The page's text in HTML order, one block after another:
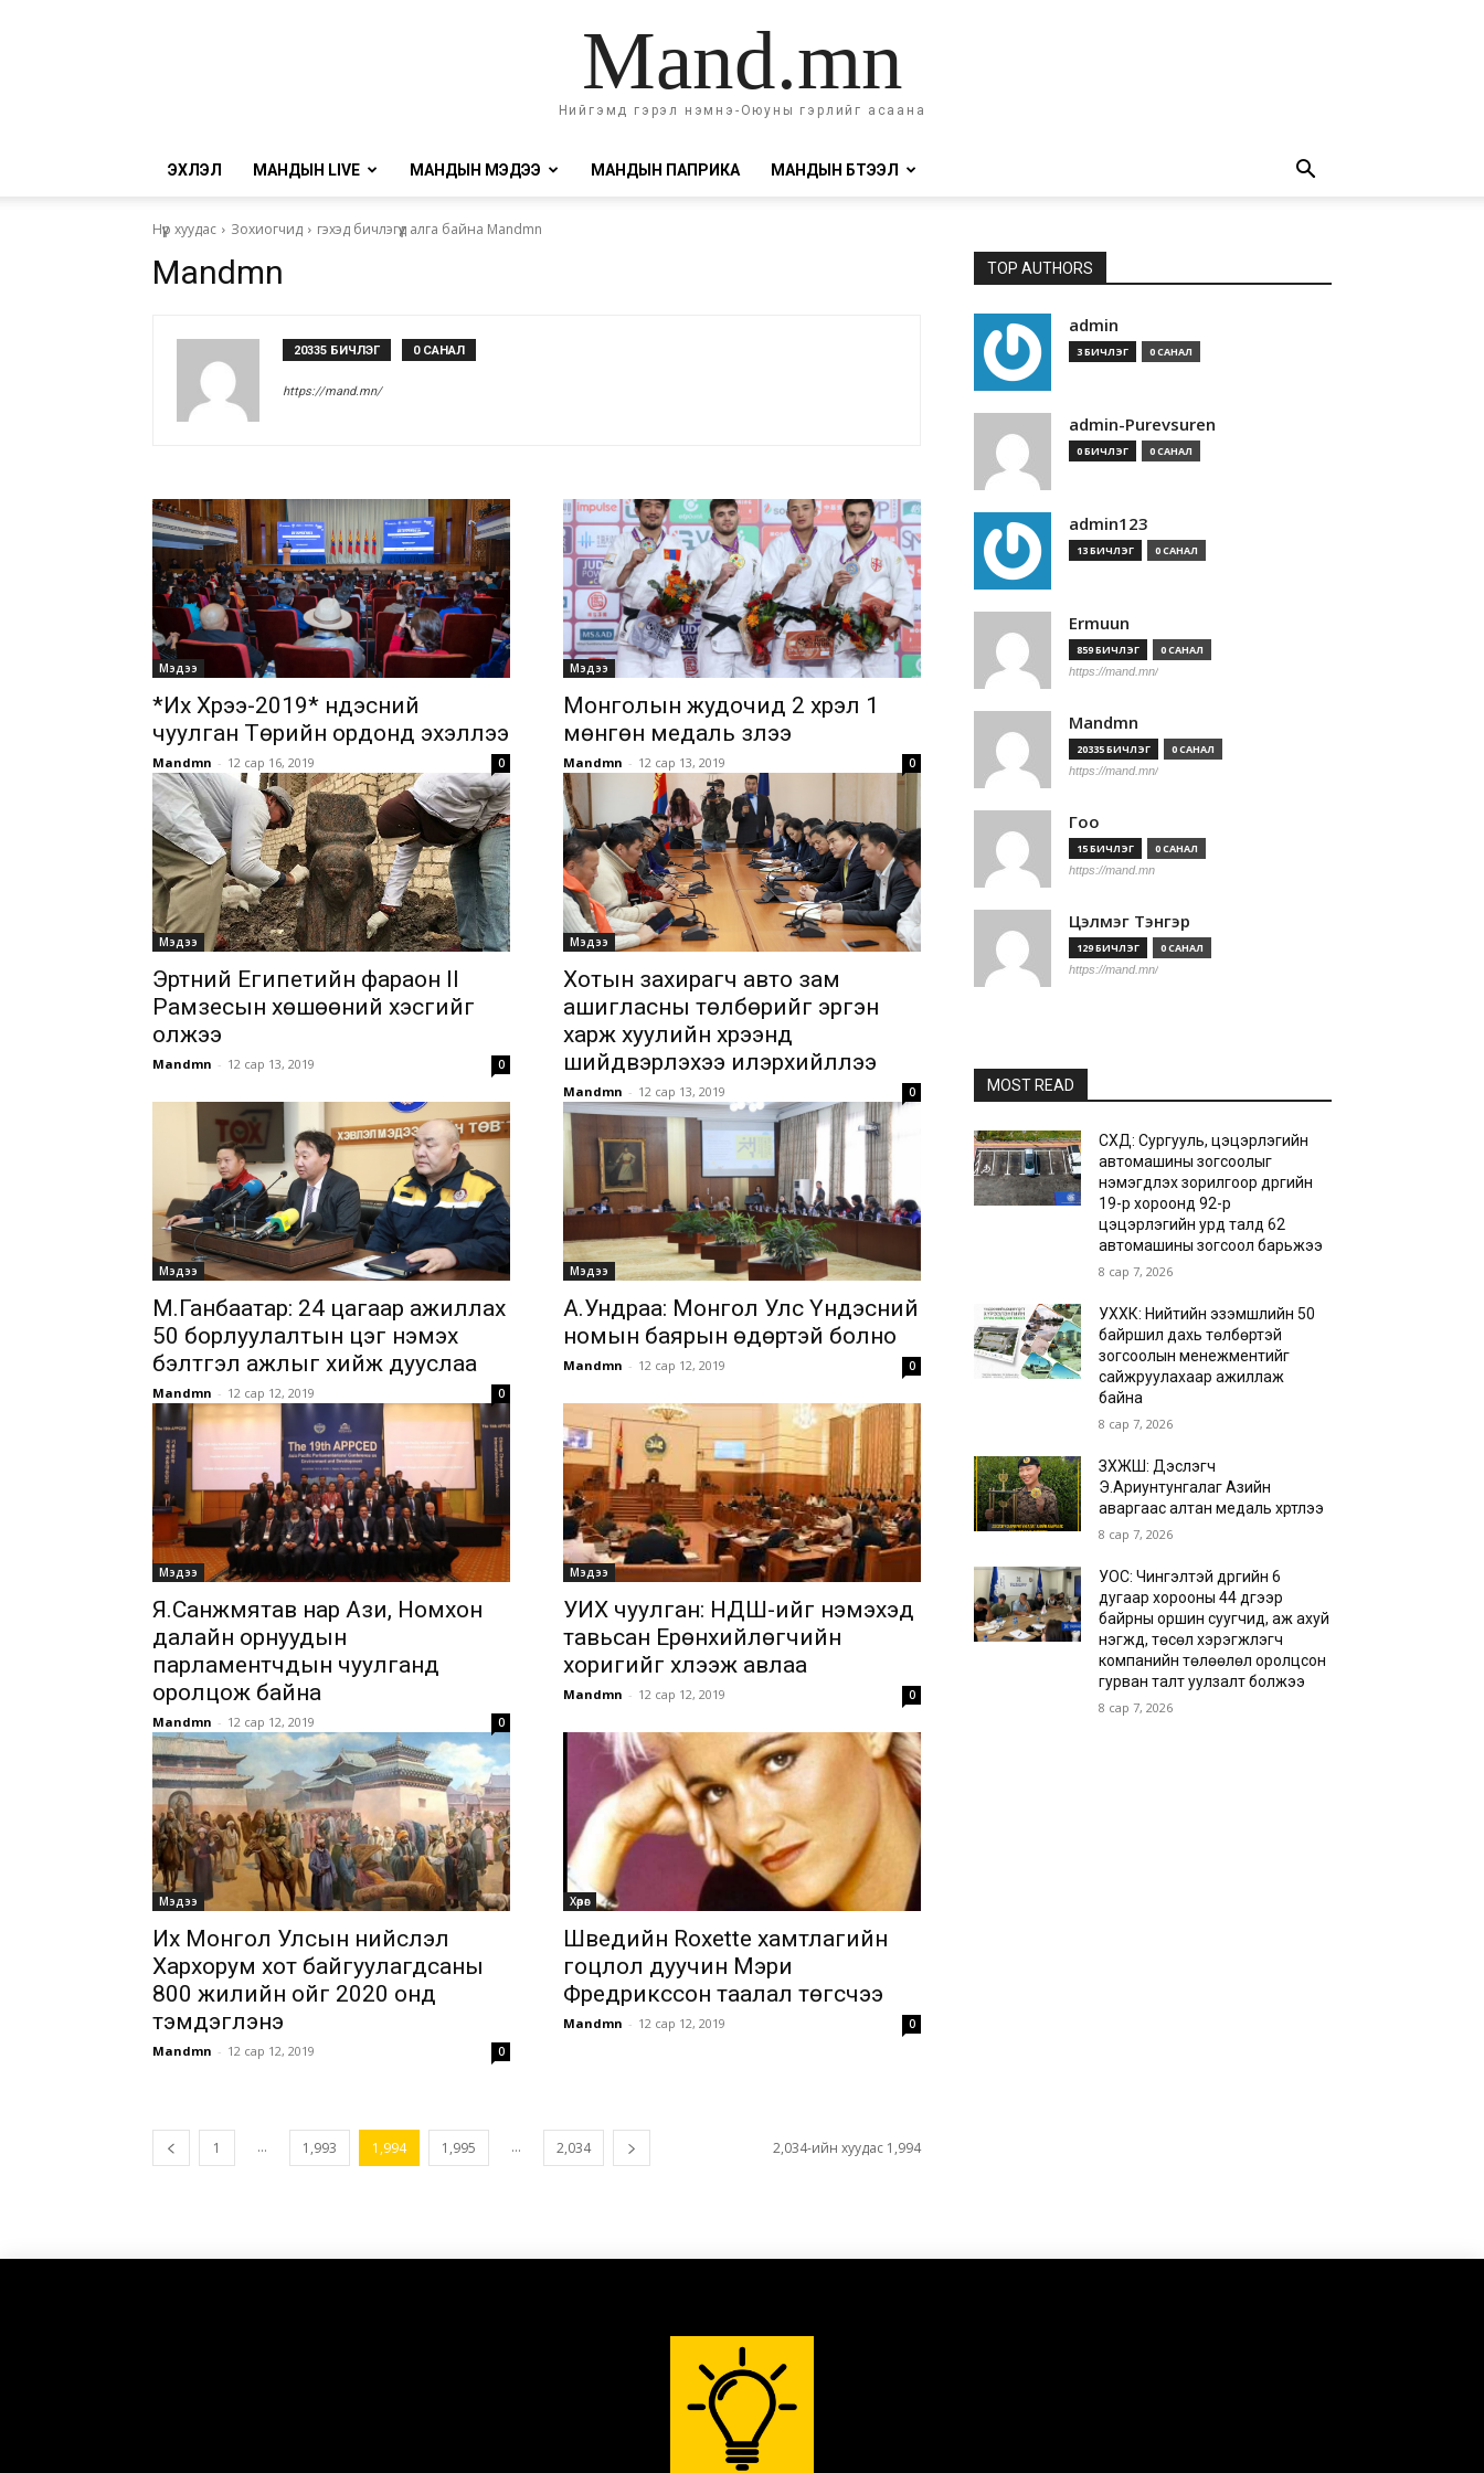
Mand.mn
Нийгэмд гэрэл нэмнэ-Оюуны гэрлийг асаана
ЭХЛЭЛ МАНДЫН LIVE МАНДЫН МЭДЭЭ МАНДЫН ПАПРИКА МАНДЫН БҮТЭЭЛ
Нүүр хуудас Зохиогчид гэхэд бичлэгүүд алга байна Mandmn
Mandmn
20335 БИЧЛЭГ 0 САНАЛ
https://mand.mn/
Мэдээ
*Их Хүрээ-2019* үндэсний
чуулган Төрийн ордонд эхэллээ
Mandmn - 12 сар 16, 2019 0
Мэдээ
Монголын жудочид 2 хүрэл 1
мөнгөн медаль зүүлээ
Mandmn - 12 сар 13, 2019 0
Мэдээ
Эртний Египетийн фараон II
Рамзесын хөшөөний хэсгийг
олжээ
Mandmn - 12 сар 13, 2019 0
Мэдээ
Хотын захирагч авто зам
ашигласны төлбөрийг эргэн
харж хуулийн хүрээнд
шийдвэрлэхээ илэрхийллээ
Mandmn - 12 сар 13, 2019 0
Мэдээ
М.Ганбаатар: 24 цагаар ажиллах
50 борлуулалтын цэг нэмэх
бэлтгэл ажлыг хийж дууслаа
Mandmn - 12 сар 12, 2019 0
Мэдээ
А.Ундраа: Монгол Улс Үндэсний
номын баярын өдөртэй болно
Mandmn - 12 сар 12, 2019 0
Мэдээ
Я.Санжмятав нар Ази, Номхон
далайн орнуудын
парламентчдын чуулганд
оролцож байна
Mandmn - 12 сар 12, 2019 0
Мэдээ
УИХ чуулган: НДШ-ийг нэмэхэд
тавьсан Ерөнхийлөгчийн
хоригийг хүлээж авлаа
Mandmn - 12 сар 12, 2019 0
Мэдээ
Их Монгол Улсын нийслэл
Хархорум хот байгуулагдсаны
800 жилийн ойг 2020 онд
тэмдэглэнэ
Mandmn - 12 сар 12, 2019 0
Хөрөг
Шведийн Roxette хамтлагийн
гоцлол дуучин Мэри
Фредрикссон таалал төгсчээ
Mandmn - 12 сар 12, 2019 0
1 ... 1,993 1,994 1,995 ... 2,034 2,034-ийн хуудас 1,994
TOP AUTHORS
admin
3 БИЧЛЭГ 0 САНАЛ
admin-Purevsuren
0 БИЧЛЭГ 0 САНАЛ
admin123
13 БИЧЛЭГ 0 САНАЛ
Ermuun
859 БИЧЛЭГ 0 САНАЛ
https://mand.mn/
Mandmn
20335 БИЧЛЭГ 0 САНАЛ
https://mand.mn/
Гоо
15 БИЧЛЭГ 0 САНАЛ
https://mand.mn
Цэлмэг Тэнгэр
129 БИЧЛЭГ 0 САНАЛ
https://mand.mn/
MOST READ
СХД: Сургууль, цэцэрлэгийн
автомашины зогсоолыг
нэмэгдүүлэх зорилгоор дүүргийн
19-р хороонд 92-р
цэцэрлэгийн урд талд 62
автомашины зогсоол барьжээ
8 сар 7, 2026
УХХК: Нийтийн эзэмшлийн 50
байршил дахь төлбөртэй
зогсоолын менежментийг
сайжруулахаар ажиллаж
байна
8 сар 7, 2026
ЗХЖШ: Дэслэгч
Э.Ариунтунгалаг Азийн
аваргаас алтан медаль хүртлээ
8 сар 7, 2026
УОС: Чингэлтэй дүүргийн 6
дугаар хорооны 44 дүгээр
байрны оршин суугчид, аж ахуй
нэгжүүд, төсөл хэрэгжүүлэгч
компанийн төлөөлөл оролцсон
гурван талт уулзалт болжээ
8 сар 7, 2026